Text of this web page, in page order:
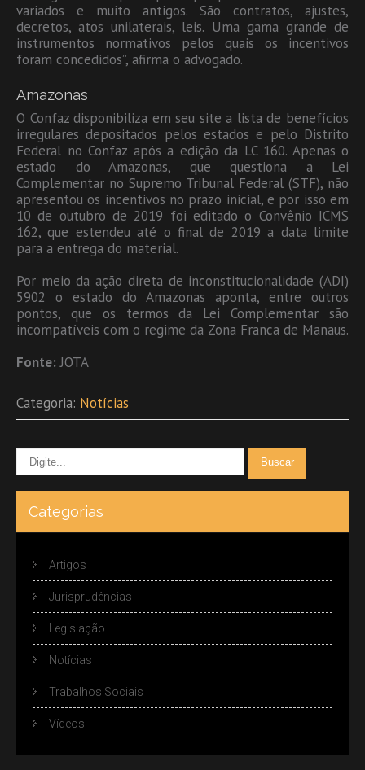
variados e muito antigos. São contratos, ajustes,
decretos, atos unilaterais, leis. Uma gama grande de
instrumentos normativos pelos quais os incentivos
foram concedidos”, afirma o advogado.
Amazonas
O Confaz disponibiliza em seu site a lista de benefícios
irregulares depositados pelos estados e pelo Distrito
Federal no Confaz após a edição da LC 160. Apenas o
estado do Amazonas, que questiona a Lei
Complementar no Supremo Tribunal Federal (STF), não
apresentou os incentivos no prazo inicial, e por isso em
10 de outubro de 2019 foi editado o Convênio ICMS
162, que estendeu até o final de 2019 a data limite
para a entrega do material.
Por meio da ação direta de inconstitucionalidade (ADI)
5902 o estado do Amazonas aponta, entre outros
pontos, que os termos da Lei Complementar são
incompatíveis com o regime da Zona Franca de Manaus.
Fonte:JOTA
Categoria: Notícias
Categorias
Artigos
Jurisprudências
Legislação
Notícias
Trabalhos Sociais
Vídeos